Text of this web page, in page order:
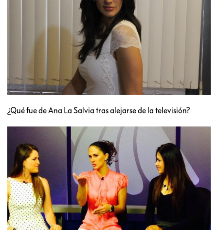
¿Qué fue de Ana La Salvia tras alejarse de la televisión?